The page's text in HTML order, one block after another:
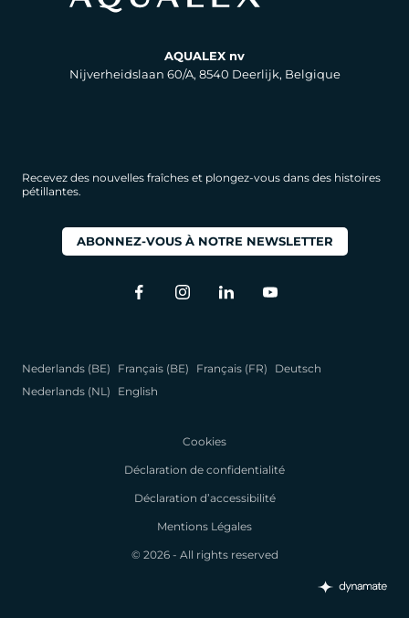
AQUALEX nv
Nijverheidslaan 60/A, 8540 Deerlijk, Belgique
Recevez des nouvelles fraîches et plongez-vous dans des histoires
pétillantes.
ABONNEZ-VOUS À NOTRE NEWSLETTER
Nederlands (BE) Français (BE) Français (FR)
Deutsch
Nederlands (NL)
English
Cookies
Déclaration de confidentialité
Déclaration d’accessibilité
Mentions Légales
© 2026 - All rights reserved